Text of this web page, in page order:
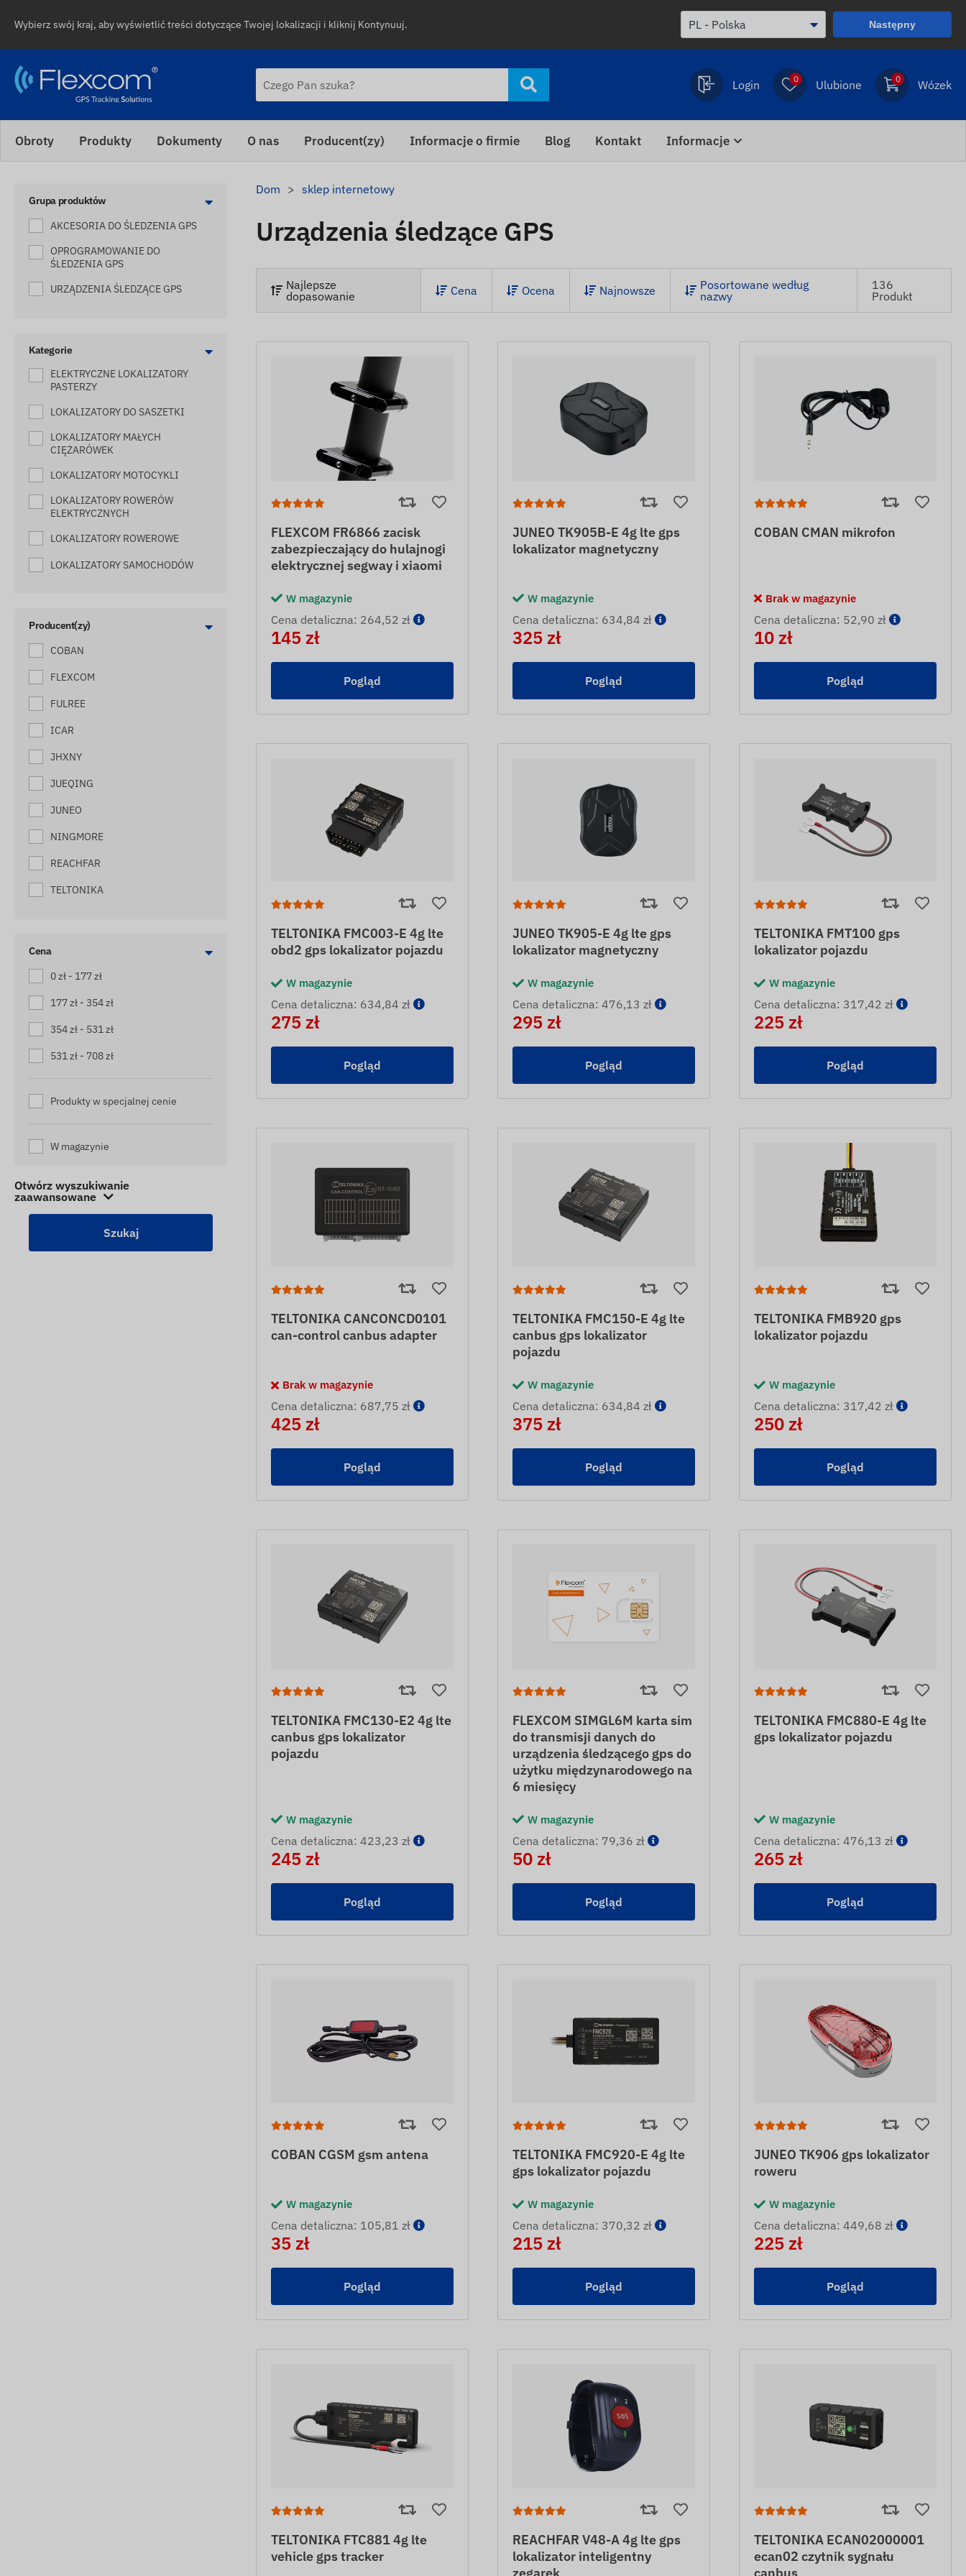
Wybierz swój kraj, aby wyświetlić treści dotyczące Twojej lokalizacji i kliknij Kontynuuj. Następny
Login 0 Ulubione 0 Wózek
Obroty Produkty Dokumenty O nas Producent(zy) Informacje o firmie Blog Kontakt Informacje
Grupa produktów
AKCESORIA DO ŚLEDZENIA GPS
OPROGRAMOWANIE DO
ŚLEDZENIA GPS
URZĄDZENIA ŚLEDZĄCE GPS
Kategorie
ELEKTRYCZNE LOKALIZATORY
PASTERZY
LOKALIZATORY DO SASZETKI
LOKALIZATORY MAŁYCH
CIĘŻARÓWEK
LOKALIZATORY MOTOCYKLI
LOKALIZATORY ROWERÓW
ELEKTRYCZNYCH
LOKALIZATORY ROWEROWE
LOKALIZATORY SAMOCHODÓW
ŚLEDZENIE BUDOWY
ŚLEDZENIE MASZYN
ŚLEDZENIE PALET
ŚLEDZENIE PRZESYŁEK
ŚLEDZENIE PRZYCZEP
ŚLEDZENIE PRZYCZEP
ŚLEDZENIE STATKÓW
ŚLEDZENIE TOREB
ŚLEDZENIE ŻNIWIARZY
TROPICIELE KONI
TROPICIELE KOTÓW
STARSZYCH
URZĄDZENIA ŚLEDZĄCE
URZĄDZENIA ŚLEDZĄCE DO
KAMPERÓW
URZĄDZENIA ŚLEDZĄCE ŁODZIE
Producent(zy)
COBAN
FLEXCOM
FULREE
ICAR
JHXNY
JUEQING
JUNEO
NINGMORE
REACHFAR
TELTONIKA
Cena
0 zł - 177 zł
177 zł - 354 zł
354 zł - 531 zł
531 zł - 708 zł
Produkty w specjalnej cenie
W magazynie
Otwórz wyszukiwanie
zaawansowane
Dom sklep internetowy
Urządzenia śledzące GPS
Najlepsze
dopasowanie
Cena Ocena Najnowsze
Posortowane według
nazwy
136
Produkt
FLEXCOM FR6866 zacisk
zabezpieczający do hulajnogi
elektrycznej segway i xiaomi
W magazynie
Cena detaliczna: 264,52 zł
145 zł
Pogląd
JUNEO TK905B-E 4g lte gps
lokalizator magnetyczny
W magazynie
Cena detaliczna: 634,84 zł
325 zł
Pogląd
COBAN CMAN mikrofon
Brak w magazynie
Cena detaliczna: 52,90 zł
10 zł
Pogląd
TELTONIKA FMC003-E 4g lte
obd2 gps lokalizator pojazdu
W magazynie
Cena detaliczna: 634,84 zł
275 zł
Pogląd
JUNEO TK905-E 4g lte gps
lokalizator magnetyczny
W magazynie
Cena detaliczna: 476,13 zł
295 zł
Pogląd
TELTONIKA FMT100 gps
lokalizator pojazdu
W magazynie
Cena detaliczna: 317,42 zł
225 zł
Pogląd
TELTONIKA CANCONCD0101
can-control canbus adapter
Brak w magazynie
Cena detaliczna: 687,75 zł
425 zł
Pogląd
TELTONIKA FMC150-E 4g lte
canbus gps lokalizator
pojazdu
W magazynie
Cena detaliczna: 634,84 zł
375 zł
Pogląd
TELTONIKA FMB920 gps
lokalizator pojazdu
W magazynie
Cena detaliczna: 317,42 zł
250 zł
Pogląd
TELTONIKA FMC130-E2 4g lte
canbus gps lokalizator
pojazdu
W magazynie
Cena detaliczna: 423,23 zł
245 zł
Pogląd
FLEXCOM SIMGL6M karta sim
do transmisji danych do
urządzenia śledzącego gps do
użytku międzynarodowego na
6 miesięcy
W magazynie
Cena detaliczna: 79,36 zł
50 zł
Pogląd
TELTONIKA FMC880-E 4g lte
gps lokalizator pojazdu
W magazynie
Cena detaliczna: 476,13 zł
265 zł
Pogląd
COBAN CGSM gsm antena
W magazynie
Cena detaliczna: 105,81 zł
35 zł
Pogląd
TELTONIKA FMC920-E 4g lte
gps lokalizator pojazdu
W magazynie
Cena detaliczna: 370,32 zł
215 zł
Pogląd
JUNEO TK906 gps lokalizator
roweru
W magazynie
Cena detaliczna: 449,68 zł
225 zł
Pogląd
TELTONIKA FTC881 4g lte
vehicle gps tracker
REACHFAR V48-A 4g lte gps
lokalizator inteligentny
TELTONIKA ECAN02000001
ecan02 czytnik sygnału